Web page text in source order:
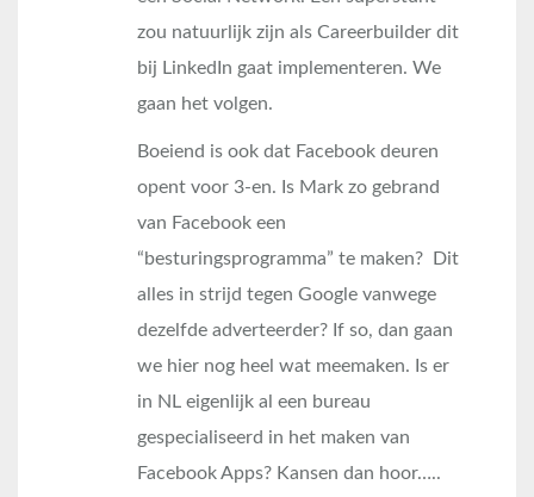
zou natuurlijk zijn als Careerbuilder dit
bij LinkedIn gaat implementeren. We
gaan het volgen.
Boeiend is ook dat Facebook deuren
opent voor 3-en. Is Mark zo gebrand
van Facebook een
“besturingsprogramma” te maken? Dit
alles in strijd tegen Google vanwege
dezelfde adverteerder? If so, dan gaan
we hier nog heel wat meemaken. Is er
in NL eigenlijk al een bureau
gespecialiseerd in het maken van
Facebook Apps? Kansen dan hoor…..